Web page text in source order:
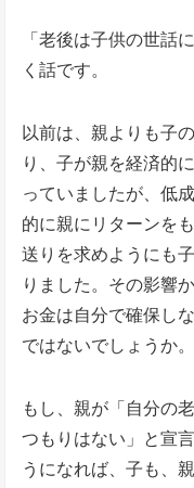
「老後は子供の世話
く話です。
以前は、親よりも子
り、子が親を経済的
っていましたが、低
的に親にリターンを
送りを求めようにも
りました。その影響
お金は自分で確保し
ではないでしょうか。
もし、親が「自分の
つもりはない」と宣
うになれば、子も、